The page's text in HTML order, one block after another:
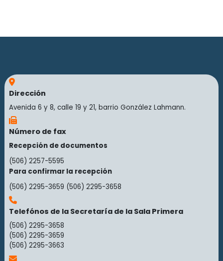
Dirección
Avenida 6 y 8, calle 19 y 21, barrio González Lahmann.
Número de fax
Recepción de documentos
(506) 2257-5595
Para confirmar la recepción
(506) 2295-3659 (506) 2295-3658
Telefónos de la Secretaría de la Sala Primera
(506) 2295-3658
(506) 2295-3659
(506) 2295-3663